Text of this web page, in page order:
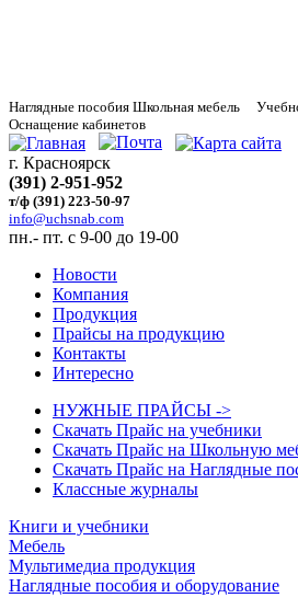
Наглядные пособия Школьная мебель
Оснащение кабинетов
г. Красноярск
(391) 2-951-952
т/ф (391) 223-50-97
info@uchsnab.com
пн.- пт. с 9-00 до 19-00
Новости
Компания
Продукция
Прайсы на продукцию
Контакты
Интересно
НУЖНЫЕ ПРАЙСЫ ->
Скачать Прайс на учебники
Скачать Прайс на Школьную
Скачать Прайс на Наглядные
Классные журналы
Книги и учебники
Мебель
Мультимедиа продукция
Наглядные пособия и оборудование